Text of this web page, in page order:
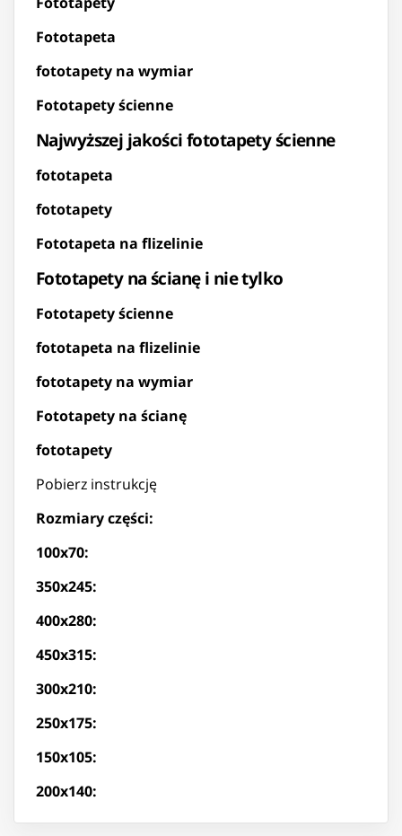
Fototapeta
fototapety na wymiar
Fototapety ścienne
Najwyższej jakości fototapety ścienne
fototapeta
fototapety
Fototapeta na flizelinie
Fototapety na ścianę i nie tylko
Fototapety ścienne
fototapeta na flizelinie
fototapety na wymiar
Fototapety na ścianę
fototapety
Pobierz instrukcję
Rozmiary części:
100x70:
350x245:
400x280:
450x315:
300x210:
250x175:
150x105:
200x140: